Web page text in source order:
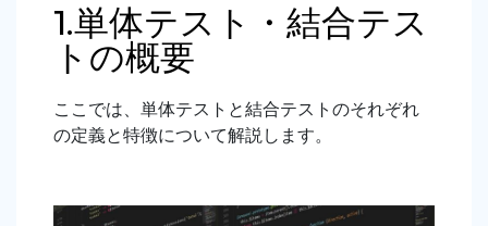
1.単体テスト・結合テス
トの概要
ここでは、単体テストと結合テストのそれぞれ
の定義と特徴について解説します。